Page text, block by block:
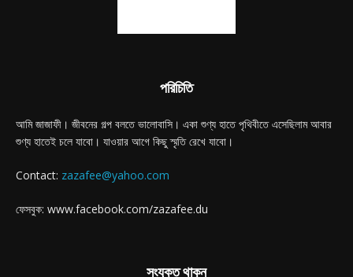
পরিচিতি
আমি জাজাফী। জীবনের গল্প বলতে ভালোবাসি। একা শুণ্য হাতে পৃথিবীতে এসেছিলাম আবার
শুণ্য হাতেই চলে যাবো। যাওয়ার আগে কিছু স্মৃতি রেখে যাবো।
Contact: zazafee@yahoo.com
ফেসবুক: www.facebook.com/zazafee.du
সংযুক্ত থাকুন